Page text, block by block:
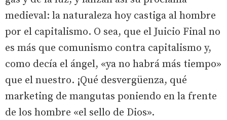
medieval: la naturaleza hoy castiga al hombre
por el capitalismo. O sea, que el Juicio Final no
es más que comunismo contra capitalismo y,
como decía el ángel, «ya no habrá más tiempo»
que el nuestro. ¡Qué desvergüenza, qué
marketing de mangutas poniendo en la frente
de los hombre «el sello de Dios».